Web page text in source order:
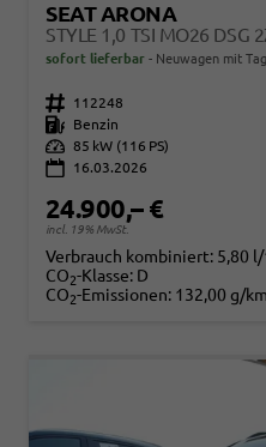
SEAT ARONA
sofort lieferbar Neuwagen mit
Fahrzeugnr. 112248
Kraftstoff
Benzin
Leistung 85 kW (116 PS)
16.03.2026
24.900,– €
incl. 19% MwSt.
Verbrauch kombiniert: 5,80
CO2-Klasse: D
CO2-Emissionen: 132,00 g/km